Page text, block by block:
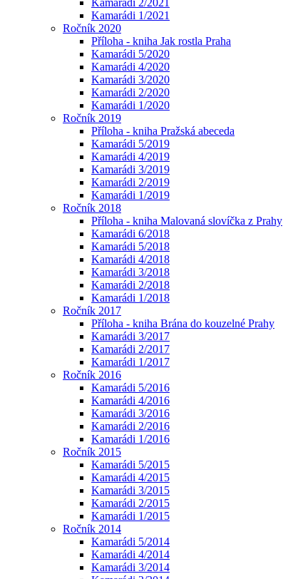
Kamarádi 2/2021
Kamarádi 1/2021
Ročník 2020
Příloha - kniha Jak rostla Praha
Kamarádi 5/2020
Kamarádi 4/2020
Kamarádi 3/2020
Kamarádi 2/2020
Kamarádi 1/2020
Ročník 2019
Příloha - kniha Pražská abeceda
Kamarádi 5/2019
Kamarádi 4/2019
Kamarádi 3/2019
Kamarádi 2/2019
Kamarádi 1/2019
Ročník 2018
Příloha - kniha Malovaná slovíčka z Prahy
Kamarádi 6/2018
Kamarádi 5/2018
Kamarádi 4/2018
Kamarádi 3/2018
Kamarádi 2/2018
Kamarádi 1/2018
Ročník 2017
Příloha - kniha Brána do kouzelné Prahy
Kamarádi 3/2017
Kamarádi 2/2017
Kamarádi 1/2017
Ročník 2016
Kamarádi 5/2016
Kamarádi 4/2016
Kamarádi 3/2016
Kamarádi 2/2016
Kamarádi 1/2016
Ročník 2015
Kamarádi 5/2015
Kamarádi 4/2015
Kamarádi 3/2015
Kamarádi 2/2015
Kamarádi 1/2015
Ročník 2014
Kamarádi 5/2014
Kamarádi 4/2014
Kamarádi 3/2014